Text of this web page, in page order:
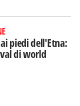
piedi dell'Etna:
di world